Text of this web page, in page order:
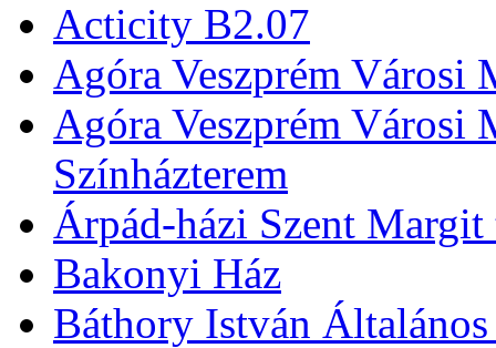
Acticity B2.07
Agóra Veszprém Városi
Agóra Veszprém Városi
Színházterem
Árpád-házi Szent
Bakonyi Ház
Báthory István